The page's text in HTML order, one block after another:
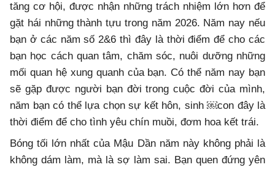
tăng cơ hội, được nhận những trách nhiệm lớn hơn để
gặt hái những thành tựu trong năm 2026. Năm nay nếu
bạn ở các năm số 2&6 thì đây là thời điểm để cho các
bạn học cách quan tâm, chăm sóc, nuôi dưỡng những
mối quan hệ xung quanh của bạn. Có thể năm nay bạn
sẽ gặp được người bạn đời trong cuộc đời của mình,
năm bạn có thể lựa chọn sự kết hôn, sinh ￼con đây là
thời điểm để cho tình yêu chín muồi, đơm hoa kết trái.
Bóng tối lớn nhất của Mậu Dần năm này không phải là
không dám làm, mà là sợ làm sai. Bạn quen đứng yên